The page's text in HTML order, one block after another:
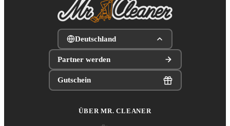
Deutschland
Partner werden
Gutschein
ÜBER MR. CLEANER